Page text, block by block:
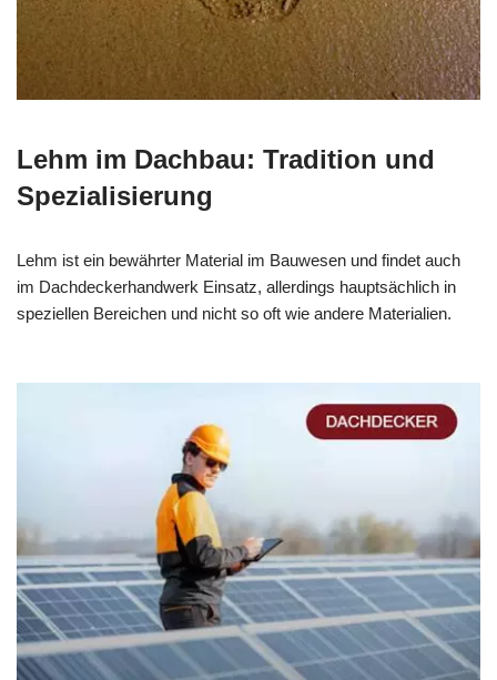
Lehm im Dachbau: Tradition und
Spezialisierung
Lehm ist ein bewährter Material im Bauwesen und findet auch
im Dachdeckerhandwerk Einsatz, allerdings hauptsächlich in
speziellen Bereichen und nicht so oft wie andere Materialien.